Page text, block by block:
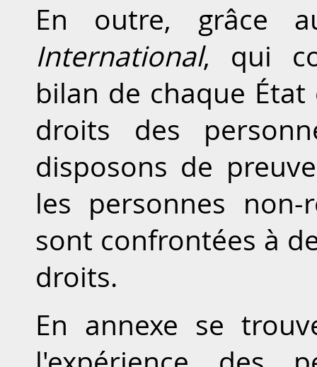
En outre, grâce
International, qui
bilan de chaque
droits des
disposons de
les personnes non-
sont confrontées à
droits.
En annexe se